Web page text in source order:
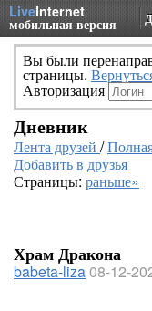
LiveInternet
мобильная версия
Вы были
страницы.
Авторизация
Дневник
Лента друзей /
Добавить в друзья
Страницы: раньше»
Храм Дракона
babeta-liza08-12-